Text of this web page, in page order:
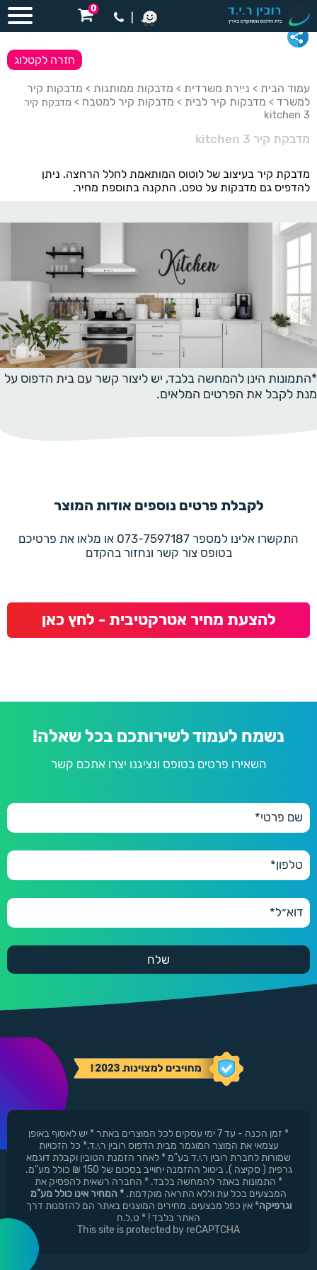
0
עמוד הבית > ניירת משרדית > מדבקות ממותגות > מדבקות קיר
למשרד > מדבקות קיר לבית > מדבקות קיר למטבח > מדבקת קיר
kitchen 3
מדבקת קיר kitchen 3
חזרה לקטלוג
מדבקת קיר בעיצוב של לוטוס המותאמת לחלל הרחצה. ניתן
להדפיס גם מדבקות על טפט, התקנה בתוספת מחיר.
*התמונות הינן להמחשה בלבד, יש ליצור קשר עם בית הדפוס על
מנת לקבל את הפרטים המלאים.
לקבלת פרטים נוספים אודות המוצר
התקשרו אלינו למספר 073-7597187 או מלאו את פרטיכם
בטופס צור קשר ונחזור בהקדם
להצעת מחיר אטרקטיבית - לחץ כאן
נשמח לעמוד לשירותכם בכל שאלה!
השאירו פרטים בטופס ונציגנו יצרו אתכם קשר
* זמן הכנה - עד 7 ימי עסקים לכל המוצרים באתר * יש לאסוף באופן
עצמאי את המוצר המוגמר מבית הדפוס רובין ר.י.ד.* כל הזכויות
שמורות לחברת רובין ר.י.ד בע"מ * לאחר הזמנת הטובין וקבלת דוגמא
גרפית ( סקיצה ). ביטול ההזמנה יחוייב בסכום של 150 ₪ כולל מע"מ.
* התמונות באתר להמחשה בלבד. * החברה רשאית להפסיק את
המבצעים בכל עת וללא התראה מוקדמת. * המחיר אינו כולל מע"מ
וגרפיקה* אין כפל מבצעים. מחירים המוצגים באתר הם להזמנות דרך
האתר בלבד ! * ט.ל.ח
This site is protected by reCAPTCHA